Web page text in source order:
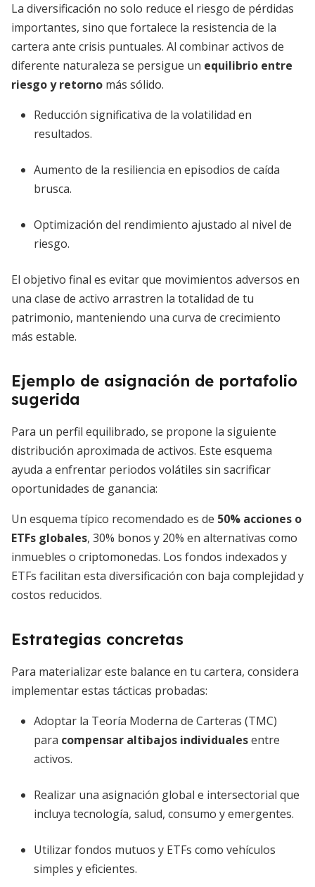
La diversificación no solo reduce el riesgo de pérdidas
importantes, sino que fortalece la resistencia de la
cartera ante crisis puntuales. Al combinar activos de
diferente naturaleza se persigue un equilibrio entre
riesgo y retorno más sólido.
Reducción significativa de la volatilidad en
resultados.
Aumento de la resiliencia en episodios de caída
brusca.
Optimización del rendimiento ajustado al nivel de
riesgo.
El objetivo final es evitar que movimientos adversos en
una clase de activo arrastren la totalidad de tu
patrimonio, manteniendo una curva de crecimiento
más estable.
Ejemplo de asignación de portafolio
sugerida
Para un perfil equilibrado, se propone la siguiente
distribución aproximada de activos. Este esquema
ayuda a enfrentar periodos volátiles sin sacrificar
oportunidades de ganancia:
Un esquema típico recomendado es de 50% acciones o
ETFs globales, 30% bonos y 20% en alternativas como
inmuebles o criptomonedas. Los fondos indexados y
ETFs facilitan esta diversificación con baja complejidad y
costos reducidos.
Estrategias concretas
Para materializar este balance en tu cartera, considera
implementar estas tácticas probadas:
Adoptar la Teoría Moderna de Carteras (TMC)
para compensar altibajos individualesentre
activos.
Realizar una asignación global e intersectorial que
incluya tecnología, salud, consumo y emergentes.
Utilizar fondos mutuos y ETFs como vehículos
simples y eficientes.